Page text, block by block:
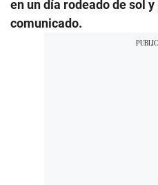
en un día rodeado de sol
comunicado.